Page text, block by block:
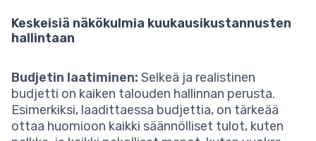
Keskeisiä näkökulmia kuukausikustannusten
hallintaan
Budjetin laatiminen: Selkeä ja realistinen
budjetti on kaiken talouden hallinnan perusta.
Esimerkiksi, laadittaessa budjettia, on tärkeää
ottaa huomioon kaikki säännölliset tulot, kuten